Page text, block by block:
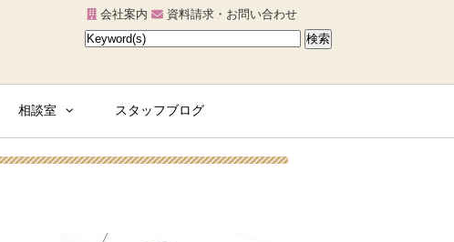
会社案内 資料請求・お問い合わせ
相談室 スタッフブログ